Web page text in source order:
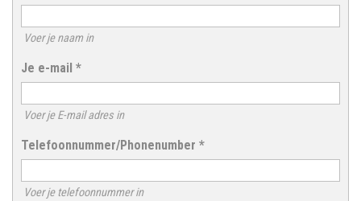
Voer je naam in
Je e-mail *
Voer je E-mail adres in
Telefoonnummer/Phonenumber *
Voer je telefoonnummer in